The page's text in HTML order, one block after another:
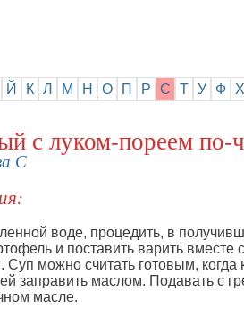
Й К Л М Н О П Р С Т У Ф Х
с луком-пореем по-
С
воде, процедить, в
и поставить варить вместе
можно считать готовым, когда
заправить маслом. Подавать с
масле.